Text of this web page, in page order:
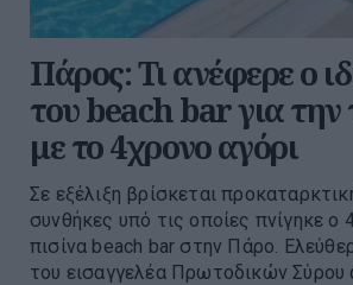
Πάρος: Τι ανέφερε ο
του beach bar για
με το 4χρονο αγόρι
Σε εξέλιξη βρίσκεται
συνθήκες υπό τις οποίες πνίγηκε ο
πισίνα beach bar στην Πάρο.
του εισαγγελέα Πρωτοδικών Σύρου